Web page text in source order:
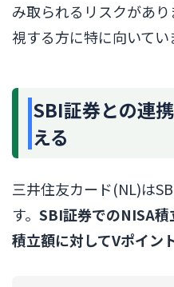
み取られるリスクがあ
視する方に特に向いてい
SBI証券との連
える
三井住友カード(NL)は
す。 SBI証券でのNISA積
積立額に対してVポイン